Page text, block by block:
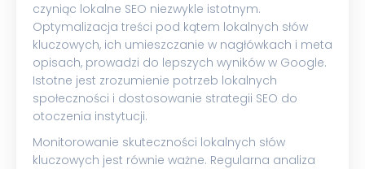
czyniąc lokalne SEO niezwykle istotnym.
Optymalizacja treści pod kątem lokalnych słów
kluczowych, ich umieszczanie w nagłówkach i meta
opisach, prowadzi do lepszych wyników w Google.
Istotne jest zrozumienie potrzeb lokalnych
społeczności i dostosowanie strategii SEO do
otoczenia instytucji.
Monitorowanie skuteczności lokalnych słów
kluczowych jest równie ważne. Regularna analiza